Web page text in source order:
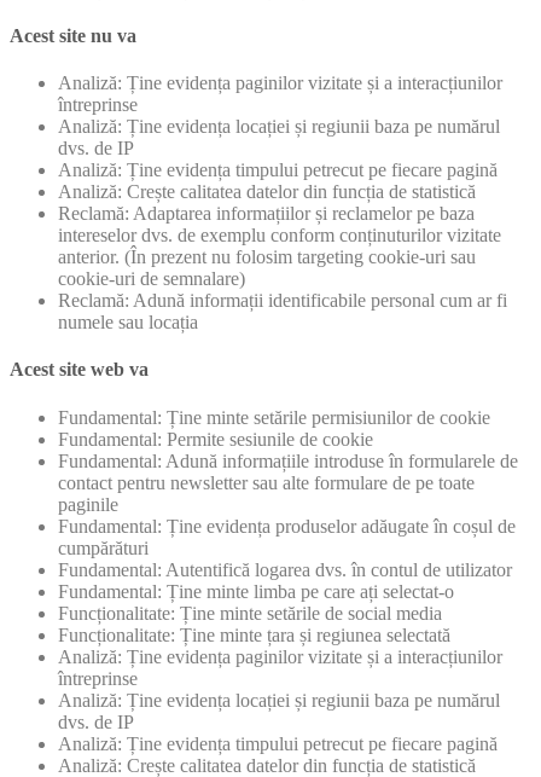
Acest site nu va
Analiză: Ține evidența paginilor vizitate și a interacțiunilor
întreprinse
Analiză: Ține evidența locației și regiunii baza pe numărul
dvs. de IP
Analiză: Ține evidența timpului petrecut pe fiecare pagină
Analiză: Crește calitatea datelor din funcția de statistică
Reclamă: Adaptarea informațiilor și reclamelor pe baza
intereselor dvs. de exemplu conform conținuturilor vizitate
anterior. (În prezent nu folosim targeting cookie-uri sau
cookie-uri de semnalare)
Reclamă: Adună informații identificabile personal cum ar fi
numele sau locația
Acest site web va
Fundamental: Ține minte setările permisiunilor de cookie
Fundamental: Permite sesiunile de cookie
Fundamental: Adună informațiile introduse în formularele de
contact pentru newsletter sau alte formulare de pe toate
paginile
Fundamental: Ține evidența produselor adăugate în coșul de
cumpărături
Fundamental: Autentifică logarea dvs. în contul de utilizator
Fundamental: Ține minte limba pe care ați selectat-o
Funcționalitate: Ține minte setările de social media
Funcționalitate: Ține minte țara și regiunea selectată
Analiză: Ține evidența paginilor vizitate și a interacțiunilor
întreprinse
Analiză: Ține evidența locației și regiunii baza pe numărul
dvs. de IP
Analiză: Ține evidența timpului petrecut pe fiecare pagină
Analiză: Crește calitatea datelor din funcția de statistică